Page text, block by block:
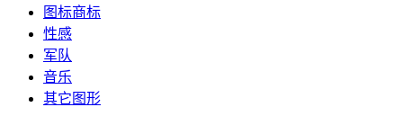
图标商标
性感
军队
音乐
其它图形